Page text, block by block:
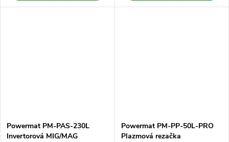
Powermat PM-PAS-230L
Invertorová MIG/MAG
Powermat PM-PP-50L-PRO
Plazmová rezačka